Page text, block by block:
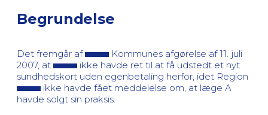
Begrundelse
Det fremgår af
Kommunes afgørelse af 11. juli
2007, at
ikke havde ret til at få udstedt et nyt
sundhedskort uden egenbetaling herfor, idet Region
ikke havde fået meddelelse om, at læge A
havde solgt sin praksis.